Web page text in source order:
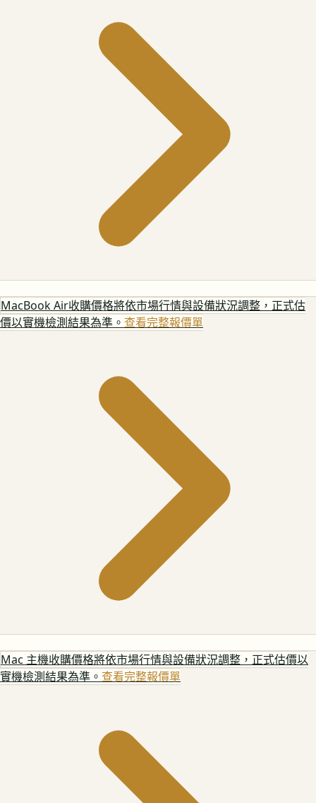
MacBook Air收購價格將依市場行情與設備狀況調整，正式估
價以實機檢測結果為準。 查看完整報價單
Mac 主機收購價格將依市場行情與設備狀況調整，正式估價以
實機檢測結果為準。 查看完整報價單